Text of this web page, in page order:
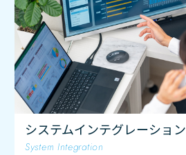
システムインテグレーション
System Integration